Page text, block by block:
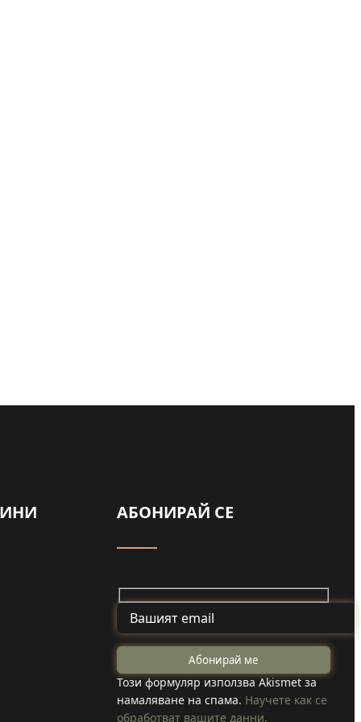
Майка и дъщеря
от Туден
създадоха
АБОНИРАЙ СЕ
Този формуляр използва Akismet за
намаляване на спама. Научете как се
обработват вашите данни.